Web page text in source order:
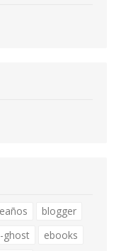
blogger
ghost
ebooks